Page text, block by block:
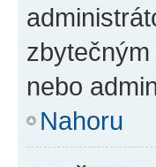
nebo
Nahoru